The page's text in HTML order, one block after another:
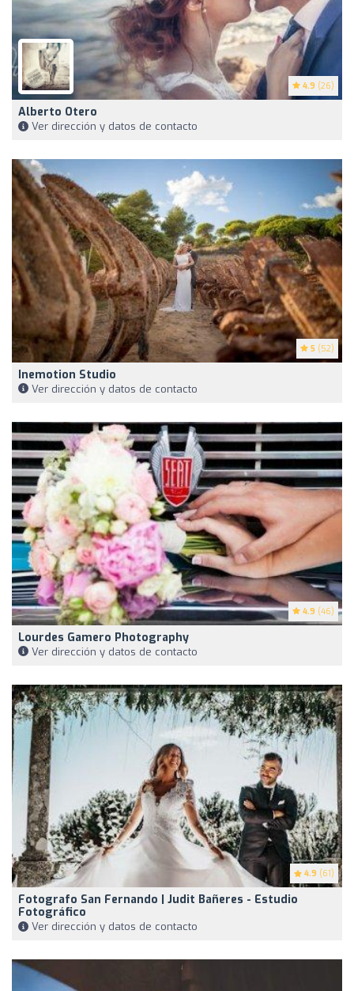
4.9 (26)
Alberto Otero
Ver dirección y datos de contacto
5 (52)
Inemotion Studio
Ver dirección y datos de contacto
4.9 (46)
Lourdes Gamero Photography
Ver dirección y datos de contacto
4.9 (61)
Fotografo San Fernando | Judit Bañeres - Estudio
Fotográfico
Ver dirección y datos de contacto